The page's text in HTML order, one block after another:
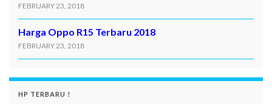
FEBRUARY 23, 2018
Harga Oppo R15 Terbaru 2018
FEBRUARY 23, 2018
HP TERBARU !